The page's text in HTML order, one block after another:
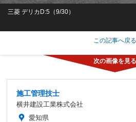
三菱 デリカD:5（9/30）
この記事へ戻る
施工管理技士
横井建設工業株式会社
愛知県